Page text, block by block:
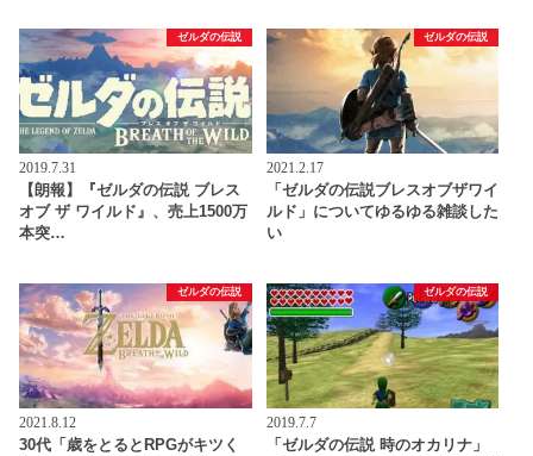
ゼルダの伝説
2019.7.31
【朗報】『ゼルダの伝説 ブレス
オブ ザ ワイルド』、売上1500万
本突…
ゼルダの伝説
2021.2.17
「ゼルダの伝説ブレスオブザワイ
ルド」についてゆるゆる雑談した
い
ゼルダの伝説
2021.8.12
30代「歳をとるとRPGがキツく
ゼルダの伝説
2019.7.7
「ゼルダの伝説 時のオカリナ」